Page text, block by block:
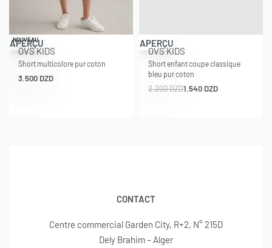
NOUVEAU
APERÇU
OVS KIDS
Short multicolore pur coton
3.500 DZD
-30% OFF
APERÇU
OVS KIDS
Short enfant coupe classique
bleu pur coton
2.200DZD1.540 DZD
CONTACT
Centre commercial Garden City, R+2, N° 215D
Dely Brahim – Alger